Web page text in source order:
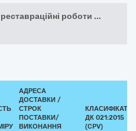
роботи ...
АДРЕСА
ДОСТАВКИ /
СТРОК
ПОСТАВКИ/
ВИКОНАННЯ
ДК 021:2015
(CPV)